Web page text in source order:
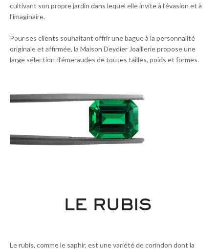
cultivant son propre jardin dans lequel elle invite à l’évasion et à
l’imaginaire.
Pour ses clients souhaitant offrir une bague à la personnalité
originale et affirmée, la Maison Deydier Joaillerie propose une
large sélection d’émeraudes de toutes tailles, poids et formes.
LE RUBIS
Le rubis, comme le saphir, est une variété de corindon dont la